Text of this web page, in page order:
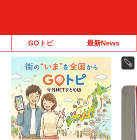
GOトピ 最新News